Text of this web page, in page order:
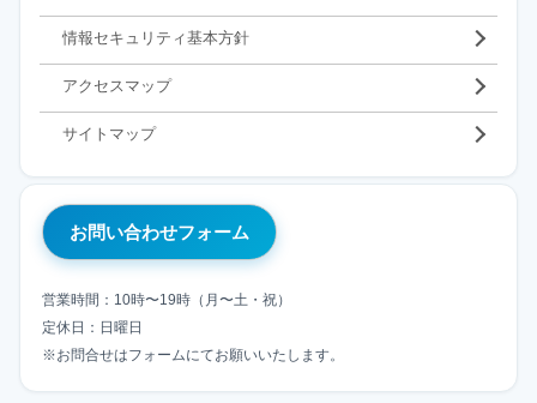
情報セキュリティ基本方針
アクセスマップ
サイトマップ
お問い合わせフォーム
営業時間：10時〜19時（月〜土・祝）
定休日：日曜日
※お問合せはフォームにてお願いいたします。